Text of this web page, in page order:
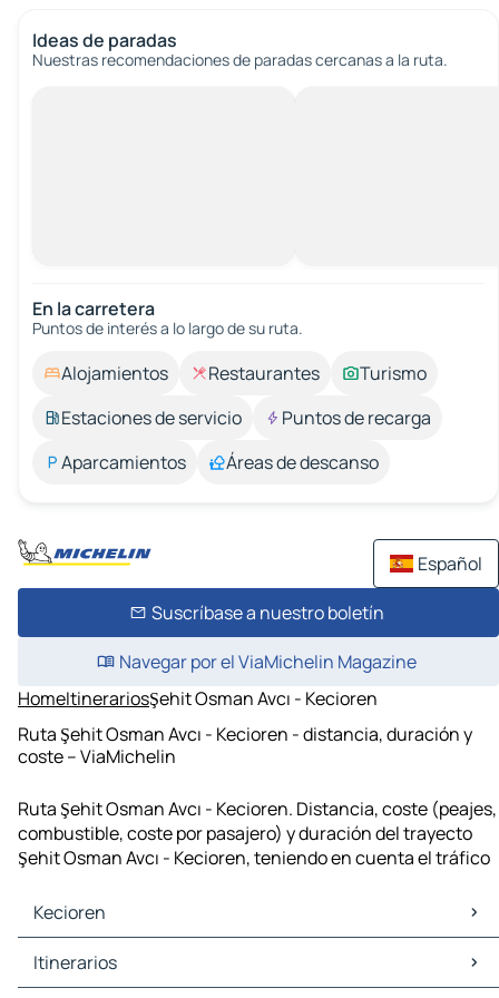
Ideas de paradas
Nuestras recomendaciones de paradas cercanas a la ruta.
En la carretera
Puntos de interés a lo largo de su ruta.
Alojamientos Restaurantes
Turismo
Estaciones de servicio
Puntos de recarga
Aparcamientos
Áreas de descanso
Español
Suscríbase a nuestro boletín
Navegar por el ViaMichelin Magazine
HomeItinerariosŞehit Osman Avcı - Kecioren
Ruta Şehit Osman Avcı - Kecioren - distancia, duración y
coste – ViaMichelin
Ruta Şehit Osman Avcı - Kecioren. Distancia, coste (peajes,
combustible, coste por pasajero) y duración del trayecto
Şehit Osman Avcı - Kecioren, teniendo en cuenta el tráfico
Kecioren
Kecioren Mapas Planos
Kecioren Trafico
Itinerarios